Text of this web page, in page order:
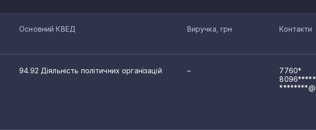
Основний КВЕД Виручка, грн Контакти
94.92 Діяльність політичних організацій –
7760*